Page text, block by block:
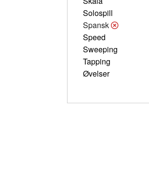
Solospill
Spansk
Speed
Sweeping
Tapping
Øvelser